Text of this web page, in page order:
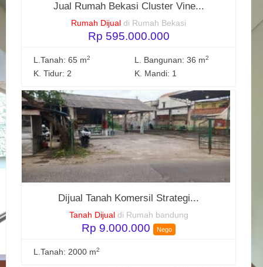
Jual Rumah Bekasi Cluster Vine...
Rumah Dijual di Rumah Bekasi
Rp 595.000.000
L.Tanah: 65 m2 L. Bangunan: 36 m2
K. Tidur: 2 K. Mandi: 1
Dijual Tanah Komersil Strategi...
Tanah Dijual di Rumah bandung
Rp 9.000.000 Nego
L.Tanah: 2000 m2